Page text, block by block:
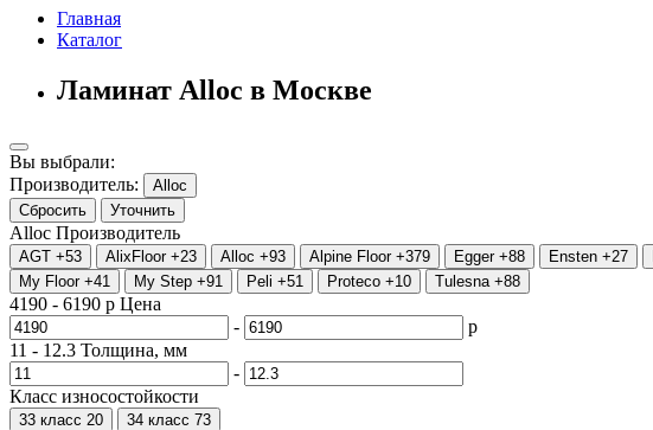
Главная
Каталог
Ламинат Alloc в Москве
Вы выбрали:
Производитель:
Alloc
Сбросить
Уточнить
Alloc Производитель
AGT +53 AlixFloor +23 Alloc +93 Alpine Floor +379 Egger +88 Ensten +27
My Floor +41 My Step +91 Peli +51 Proteco +10 Tulesna +88
4190 - 6190 р Цена
-
р
11 - 12.3 Толщина, мм
-
Класс износостойкости
33 класс 20 34 класс 73